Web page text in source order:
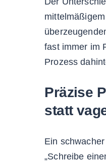
fast immer im
Prozess
Präzise
statt
Ein
„Schreibe